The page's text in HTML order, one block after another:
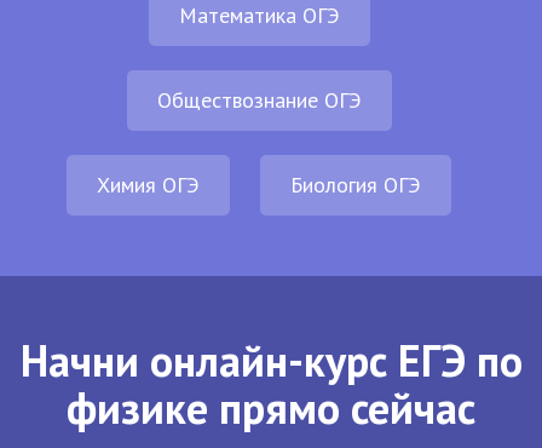
Математика ОГЭ
Обществознание ОГЭ
Химия ОГЭ Биология ОГЭ
Начни онлайн-курс ЕГЭ по
физике прямо сейчас